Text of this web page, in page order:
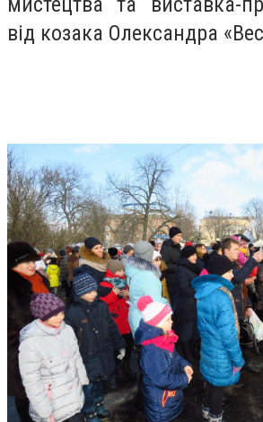
від козака Олександра